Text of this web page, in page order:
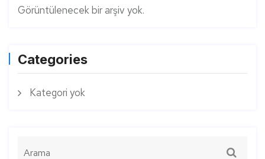
Görüntülenecek bir arşiv yok.
Categories
Kategori yok